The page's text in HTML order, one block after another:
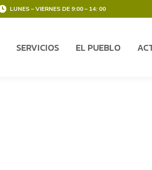
LUNES – VIERNES DE 9:00 – 14: 00
SERVICIOS EL PUEBLO
SERVICIOS EL PUEBLO